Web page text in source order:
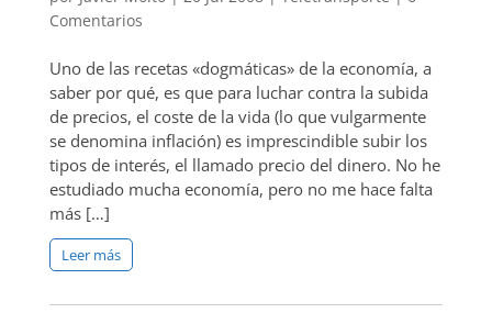
Comentarios
Uno de las recetas «dogmáticas» de la economía, a
saber por qué, es que para luchar contra la subida
de precios, el coste de la vida (lo que vulgarmente
se denomina inflación) es imprescindible subir los
tipos de interés, el llamado precio del dinero. No he
estudiado mucha economía, pero no me hace falta
más […]
Leer más